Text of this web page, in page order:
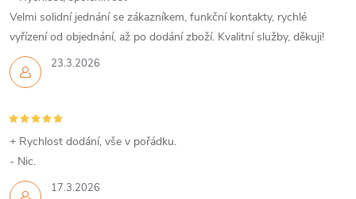
23.3.2026
Velmi solidní jednání se zákazníkem, funkční kontakty, rychlé
vyřízení od objednání, až po dodání zboží. Kvalitní služby, děkuji!
17.3.2026
+ Rychlost dodání, vše v pořádku.
- Nic.